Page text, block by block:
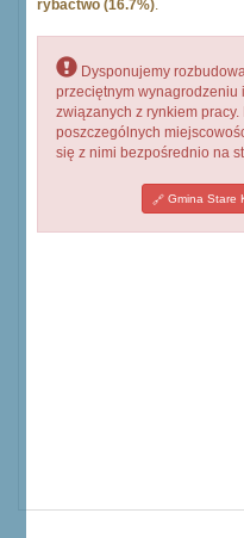
rybactwo (16.7%).
Dysponujemy
przeciętnym
związanych z rynkiem
poszczególnych
się z nimi bezpośrednio na
Gmina Stare